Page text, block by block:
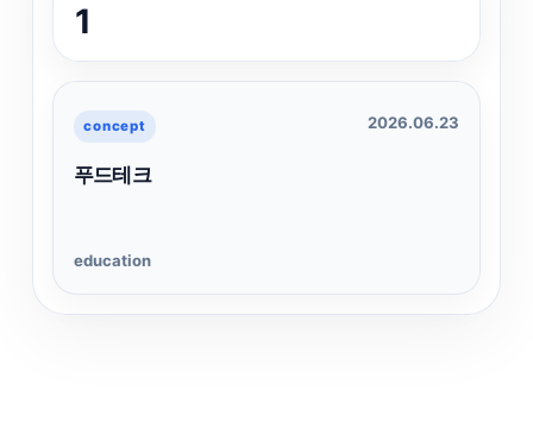
1
concept 2026.06.23
푸드테크
education